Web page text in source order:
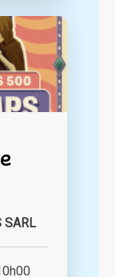
SARL